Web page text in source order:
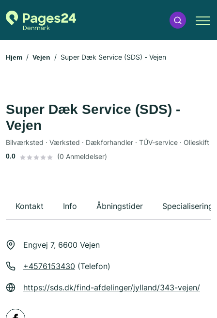
Hjem Vejen Super Dæk Service (SDS) - Vejen
Super Dæk Service (SDS) -
Vejen
Bilværksted · Værksted · Dækforhandler · TÜV-service · Olieskift
0.0 (0 Anmeldelser)
Kontakt Info Åbningstider
Engvej 7, 6600 Vejen
+4576153430 (Telefon)
https://sds.dk/find-afdelinger/jylland/343-vejen/